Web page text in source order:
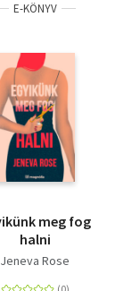
E-KÖNYV
meg fog
halni
Jeneva Rose